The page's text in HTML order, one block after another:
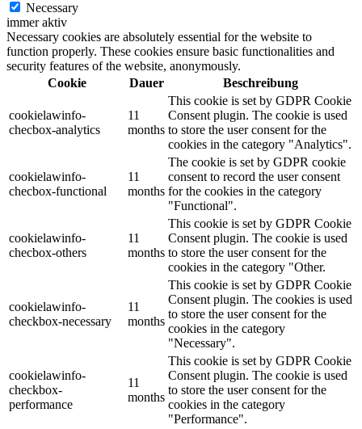
Necessary
immer aktiv
Necessary cookies are absolutely essential for the website to
function properly. These cookies ensure basic functionalities and
security features of the website, anonymously.
Cookie
Dauer Beschreibung
cookielawinfo-
checbox-analytics
11
months
This cookie is set by GDPR Cookie
Consent plugin. The cookie is used
to store the user consent for the
cookies in the category "Analytics".
cookielawinfo-
checbox-functional
11
months
The cookie is set by GDPR cookie
consent to record the user consent
for the cookies in the category
"Functional".
cookielawinfo-
checbox-others
11
months
This cookie is set by GDPR Cookie
Consent plugin. The cookie is used
to store the user consent for the
cookies in the category "Other.
cookielawinfo-
checkbox-necessary
11
months
This cookie is set by GDPR Cookie
Consent plugin. The cookies is used
to store the user consent for the
cookies in the category
"Necessary".
cookielawinfo-
checkbox-
performance
11
months
This cookie is set by GDPR Cookie
Consent plugin. The cookie is used
to store the user consent for the
cookies in the category
"Performance".